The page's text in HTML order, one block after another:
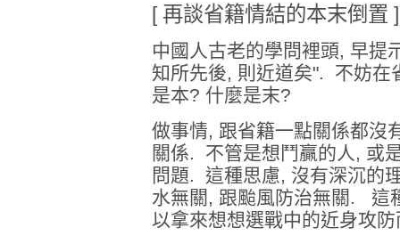
[ 再談省籍情結的本末倒置 ]
中國人古老的學問裡頭, 早提
知所先後, 則近道矣". 不妨在
是本? 什麼是末?
做事情, 跟省籍一點關係都沒
關係. 不管是想鬥贏的人, 或
問題. 這種思慮, 沒有深沉的
水無關, 跟颱風防治無關. 這
以拿來想想選戰中的近身攻